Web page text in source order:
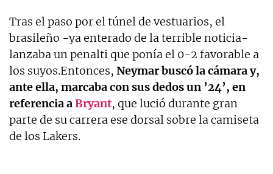
Tras el paso por el túnel de vestuarios, el
brasileño -ya enterado de la terrible noticia-
lanzaba un penalti que ponía el 0-2 favorable a
los suyos.Entonces, Neymar buscó la cámara y,
ante ella, marcaba con sus dedos un ’24’, en
referencia aBryant, que lució durante gran
parte de su carrera ese dorsal sobre la camiseta
de los Lakers.